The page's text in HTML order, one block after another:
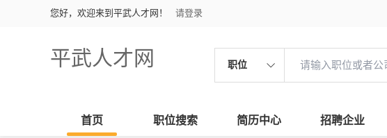
您好，欢迎来到平武人才网！ 请登录
平武人才网 职位
首页 职位搜索 简历中心 招聘企业